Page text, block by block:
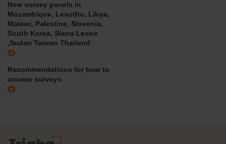
New survey panels in
Mozambique, Lesotho, Libya,
Malawi, Palestine, Slovenia,
South Korea, Sierra Leone
,Sudan Taiwan Thailand
Recommendations for how to
answer surveys